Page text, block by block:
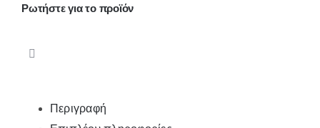
ποσότητα
Ρωτήστε για το προϊόν
Περιγραφή